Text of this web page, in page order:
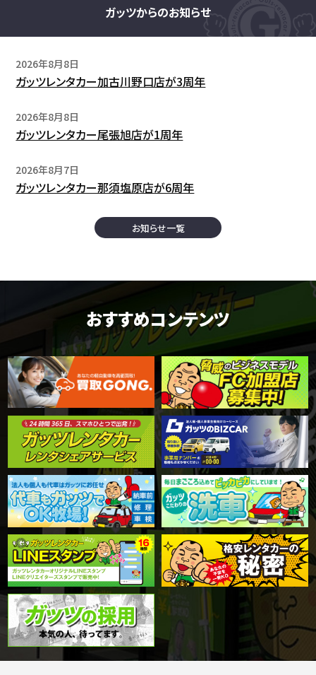
ガッツからのお知らせ
2026年8月8日
ガッツレンタカー加古川野口店が3周年
2026年8月8日
ガッツレンタカー尾張旭店が1周年
2026年8月7日
ガッツレンタカー那須塩原店が6周年
お知らせ一覧
おすすめコンテンツ